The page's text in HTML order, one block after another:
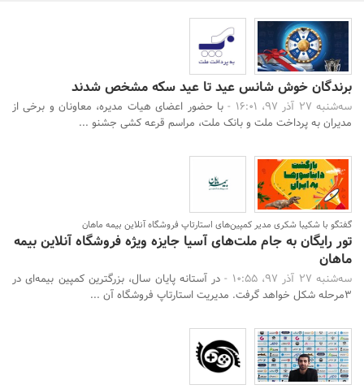
برندگان خوش شانس عید تا عید سکه مشخص شدند
سه‌شنبه 27 آذر 97، 16:01 -
با حضور اعضای هیات مدیره، معاونان و برخی از
مدیران به پرداخت ملت و بانک ملت، مراسم قرعه کشی جشنو ...
گفتگو با شکیبا شکری مدیر کمپین‌های استارتاپ فروشگاه آنلاین بیمه ماهان
تور رایگان به جام ملت‌های آسیا جایزه ویژه فروشگاه آنلاین بیمه
ماهان
سه‌شنبه 27 آذر 97، 10:55 -
در آستانه پایان سال، بزرگترین کمپین بیمه‌ای در
3مرحله شکل خواهد گرفت. مدیریت استارتاپ فروشگاه آن ...